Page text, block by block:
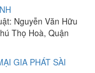
Nguyễn Văn Hữu
Thọ Hoà, Quận
GIA PHÁT SÀI